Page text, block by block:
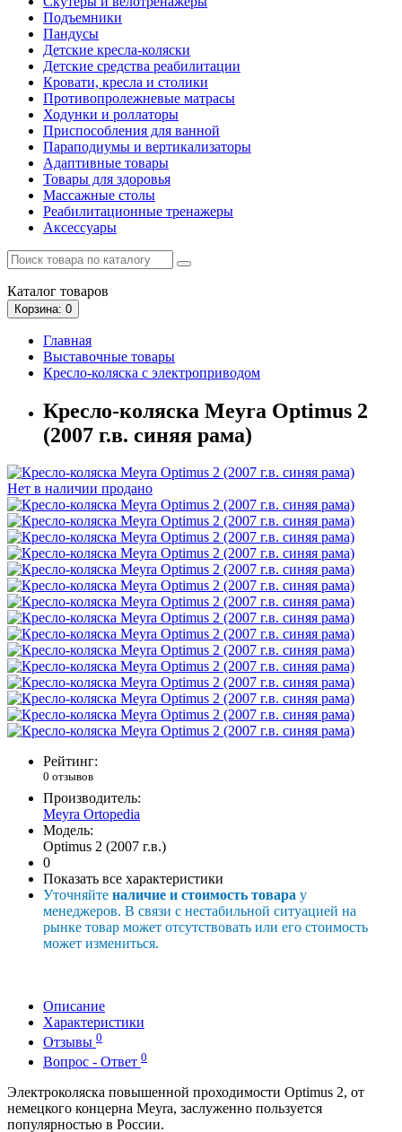
Подъемники
Пандусы
Детские кресла-коляски
Детские средства реабилитации
Кровати, кресла и столики
Противопролежневые матрасы
Ходунки и роллаторы
Приспособления для ванной
Параподиумы и вертикализаторы
Адаптивные товары
Товары для здоровья
Массажные столы
Реабилитационные тренажеры
Аксессуары
Каталог товаров
Корзина: 0
Главная
Выставочные товары
Кресло-коляска с электроприводом
Кресло-коляска Meyra Optimus 2
(2007 г.в. синяя рама)
Нет в наличии продано
Рейтинг:
0 отзывов
Производитель:
Meyra Ortopedia
Модель:
Optimus 2 (2007 г.в.)
0
Показать все характеристики
Уточняйте наличие и стоимость товара у
менеджеров. В связи с нестабильной ситуацией на
рынке товар может отсутствовать или его стоимость
может измениться.
Описание
Характеристики
Отзывы 0
Вопрос - Ответ 0
Электроколяска повышенной проходимости Орtimus 2, от
немецкого концерна Меyrа, заслуженно пользуется
популярностью в России.